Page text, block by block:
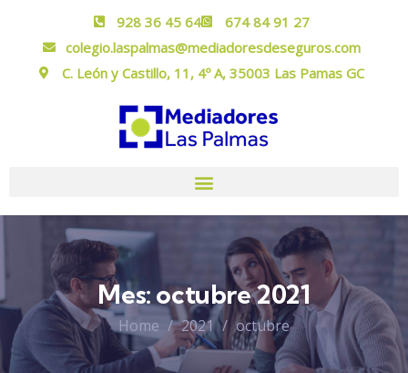
928 36 45 64
674 84 91 27
colegio.laspalmas@mediadoresdeseguros.com
C. León y Castillo, 11, 4º A, 35003 Las Pamas GC
Mes: octubre 2021
Home 2021 octubre